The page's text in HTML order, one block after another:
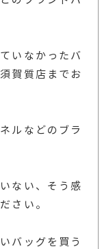
いなかったバ
賀質店までお
ルなどのブラ
ない、そう感
さい。
バッグを買う